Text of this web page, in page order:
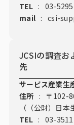
TEL : 03-
mail : csi-
JCSIの調査お
先
サービス産業生
住所 :
〒102-
（（公財）日本
TEL : 03-